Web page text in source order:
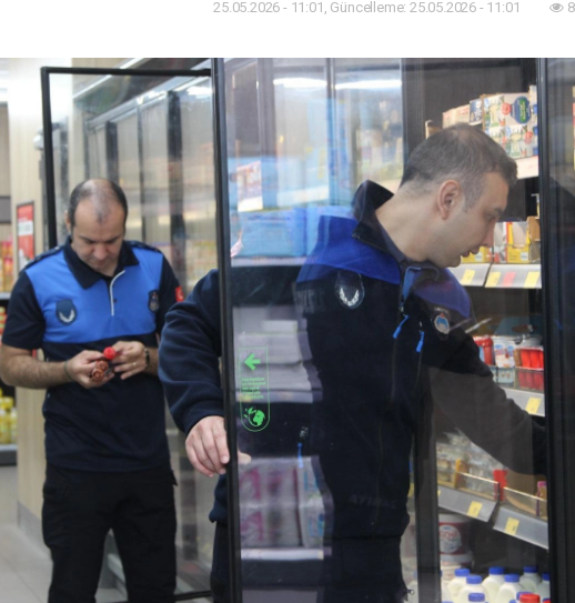
25.05.2026 - 11:01, Güncelleme: 25.05.2026 - 11:01